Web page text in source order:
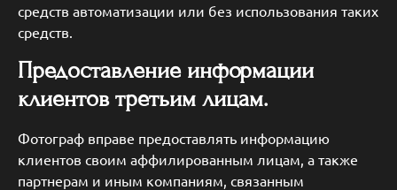
средств автоматизации или без использования таких
средств.
Предоставление информации
клиентов третьим лицам.
Фотограф вправе предоставлять информацию
клиентов своим аффилированным лицам, а также
партнерам и иным компаниям, связанным